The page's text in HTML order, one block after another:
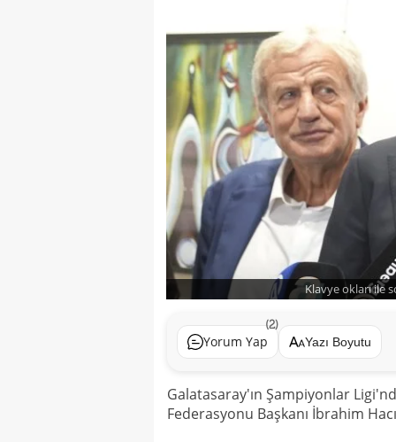
Klavye okları ile
Yorum Yap
(2)
Yazı Boyutu
Galatasaray'ın Şampiyonlar
Federasyonu Başkanı İbrahim